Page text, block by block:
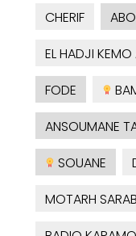
CHERIF
EL HADJI
FODE
ANSOUMANE
SOUANE
MOTARH